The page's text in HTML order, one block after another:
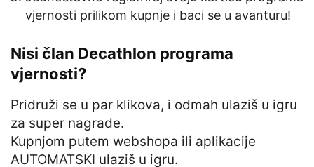
vjernosti prilikom kupnje i baci se u avanturu!
Nisi član Decathlon programa
vjernosti?
Pridruži se u par klikova, i odmah ulaziš u igru
za super nagrade.
Kupnjom putem webshopa ili aplikacije
AUTOMATSKI ulaziš u igru.